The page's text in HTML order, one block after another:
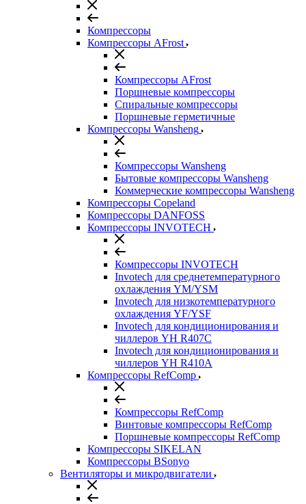
Компрессоры
Компрессоры AFrost
Компрессоры AFrost
Поршневые компрессоры
Спиральные компрессоры
Поршневые герметичные
Компрессоры Wansheng
Компрессоры Wansheng
Бытовые компрессоры Wansheng
Коммерческие компрессоры Wansheng
Компрессоры Copeland
Компрессоры DANFOSS
Компрессоры INVOTECH
Компрессоры INVOTECH
Invotech для среднетемпературного
охлаждения YM/YSM
Invotech для низкотемпературного
охлаждения YF/YSF
Invotech для кондиционирования и
чиллеров YH R407C
Invotech для кондиционирования и
чиллеров YH R410A
Компрессоры RefComp
Компрессоры RefComp
Винтовые компрессоры RefComp
Поршневые компрессоры RefComp
Компрессоры SIKELAN
Компрессоры BSonyo
Вентиляторы и микродвигатели